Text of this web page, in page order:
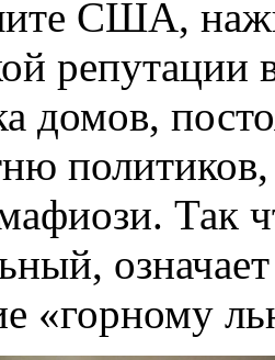
США,
репутации
домов,
Так
«горному